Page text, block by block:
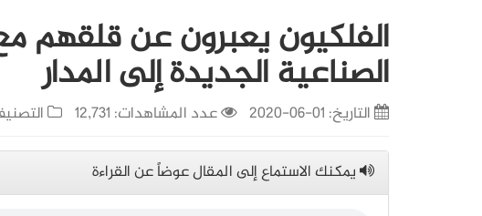
الفلكيون يعبرون عن قلقهم
الصناعية الجديدة إلى المدار
التاريخ: 01-06-2020 عدد المشاهدات: 12,731
يمكنك الاستماع إلى المقال عوضاً عن القراءة